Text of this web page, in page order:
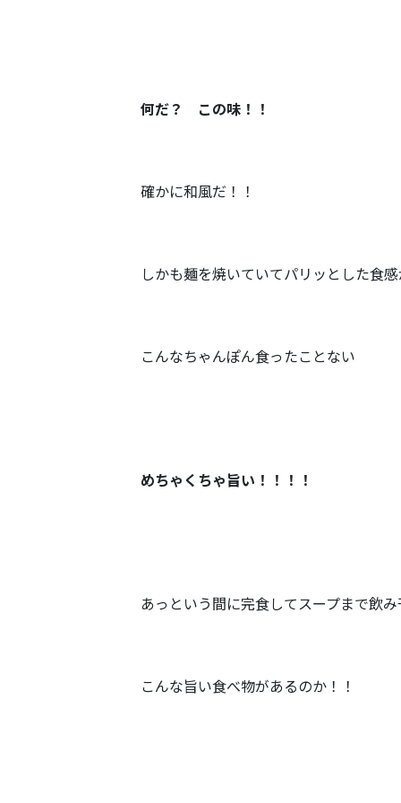
何だ？ この味！！
確かに和風だ！！
しかも麺を焼いていてパリッとした食
こんなちゃんぽん食ったことない
めちゃくちゃ旨い！！！！
あっという間に完食してスープまで飲
こんな旨い食べ物があるのか！！